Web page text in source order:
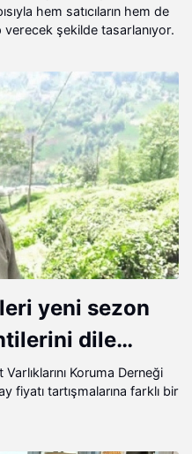
hem satıcıların hem de
verecek şekilde tasarlanıyor.
yeni sezon
dile
Koruma Derneği
fiyatı tartışmalarına farklı bir